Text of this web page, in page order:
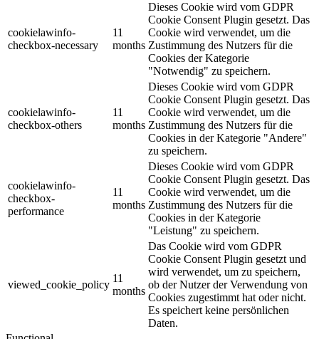
cookielawinfo-
checkbox-necessary
11
months
Dieses Cookie wird vom GDPR
Cookie Consent Plugin gesetzt. Das
Cookie wird verwendet, um die
Zustimmung des Nutzers für die
Cookies der Kategorie
"Notwendig" zu speichern.
cookielawinfo-
checkbox-others
11
months
Dieses Cookie wird vom GDPR
Cookie Consent Plugin gesetzt. Das
Cookie wird verwendet, um die
Zustimmung des Nutzers für die
Cookies in der Kategorie "Andere"
zu speichern.
cookielawinfo-
checkbox-
performance
11
months
Dieses Cookie wird vom GDPR
Cookie Consent Plugin gesetzt. Das
Cookie wird verwendet, um die
Zustimmung des Nutzers für die
Cookies in der Kategorie
"Leistung" zu speichern.
viewed_cookie_policy
11
months
Das Cookie wird vom GDPR
Cookie Consent Plugin gesetzt und
wird verwendet, um zu speichern,
ob der Nutzer der Verwendung von
Cookies zugestimmt hat oder nicht.
Es speichert keine persönlichen
Daten.